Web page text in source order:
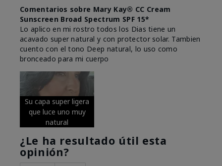
Comentarios sobre Mary Kay® CC Cream
Sunscreen Broad Spectrum SPF 15*
Lo aplico en mi rostro todos los Dias tiene un
acavado super natural y con protector solar. Tambien
cuento con el tono Deep natural, lo uso como
bronceado para mi cuerpo
Su capa super ligera
que luce uno muy
natural
¿Le ha resultado útil esta
opinión?